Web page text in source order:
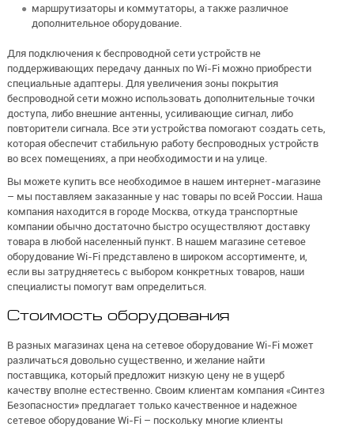
маршрутизаторы и коммутаторы, а также различное
дополнительное оборудование.
Для подключения к беспроводной сети устройств не
поддерживающих передачу данных по Wi-Fi можно приобрести
специальные адаптеры. Для увеличения зоны покрытия
беспроводной сети можно использовать дополнительные точки
доступа, либо внешние антенны, усиливающие сигнал, либо
повторители сигнала. Все эти устройства помогают создать сеть,
которая обеспечит стабильную работу беспроводных устройств
во всех помещениях, а при необходимости и на улице.
Вы можете купить все необходимое в нашем интернет-магазине
– мы поставляем заказанные у нас товары по всей России. Наша
компания находится в городе Москва, откуда транспортные
компании обычно достаточно быстро осуществляют доставку
товара в любой населенный пункт. В нашем магазине сетевое
оборудование Wi-Fi представлено в широком ассортименте, и,
если вы затрудняетесь с выбором конкретных товаров, наши
специалисты помогут вам определиться.
Стоимость оборудования
В разных магазинах цена на сетевое оборудование Wi-Fi может
различаться довольно существенно, и желание найти
поставщика, который предложит низкую цену не в ущерб
качеству вполне естественно. Своим клиентам компания «Синтез
Безопасности» предлагает только качественное и надежное
сетевое оборудование Wi-Fi – поскольку многие клиенты